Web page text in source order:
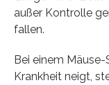
außer Kontrolle
fallen.
Bei einem
Krankheit neigt,